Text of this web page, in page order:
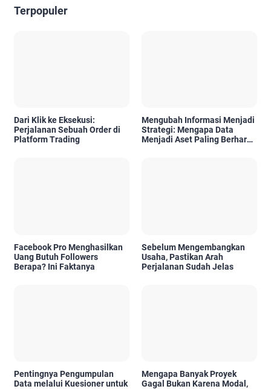
Terpopuler
Dari Klik ke Eksekusi:
Perjalanan Sebuah Order di
Platform Trading
Mengubah Informasi Menjadi
Strategi: Mengapa Data
Menjadi Aset Paling Berharga
Facebook Pro Menghasilkan
Uang Butuh Followers
Berapa? Ini Faktanya
Sebelum Mengembangkan
Usaha, Pastikan Arah
Perjalanan Sudah Jelas
Pentingnya Pengumpulan
Data melalui Kuesioner untuk
Mengapa Banyak Proyek
Gagal Bukan Karena Modal,